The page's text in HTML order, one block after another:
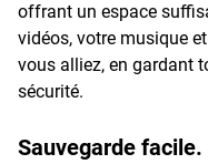
offrant un espace
vidéos, votre musique
vous alliez, en gardant
sécurité.
Sauvegarde